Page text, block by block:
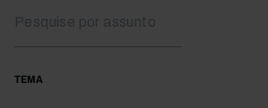
TEMA